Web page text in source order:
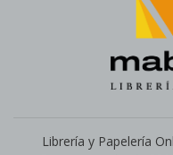
Librería y Papelería